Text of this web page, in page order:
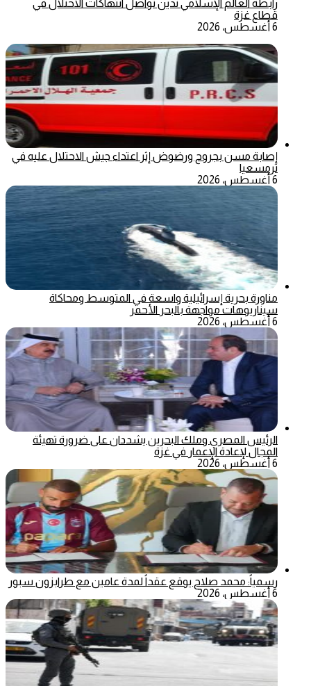
رابطة العالم الإسلامي تدين تواصل انتهاكات الاحتلال في
قطاع غزة
6 أغسطس، 2026
إصابة مسن بجروح ورضوض إثر اعتداء جيش الاحتلال عليه في
ترمسعيا
6 أغسطس، 2026
مناورة بحرية إسرائيلية واسعة في المتوسط ومحاكاة
سيناريوهات مواجهة بالبحر الأحمر
6 أغسطس، 2026
الرئيس المصري وملك البحرين يشددان على ضرورة تهيئة
المجال لإعادة الإعمار في غزة
6 أغسطس، 2026
رسمياً: محمد صلاح يوقع عقداً لمدة عامين مع طرابزون سبور
6 أغسطس، 2026